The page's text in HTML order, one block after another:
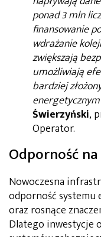
ponad 3 mln
finansowanie
wdrażanie
zwiększają
umożliwiają
bardziej
energetycznym
Świerzyński,
Operator.
Odporność
Nowoczesna
odporność systemu
oraz rosnące
Dlatego inwestycje